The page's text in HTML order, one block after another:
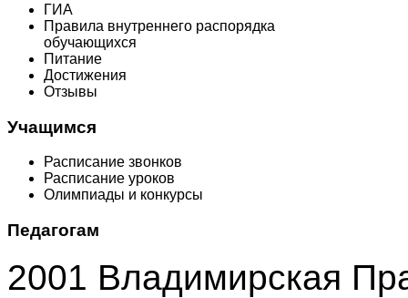
ГИА
Правила внутреннего распорядка
обучающихся
Питание
Достижения
Отзывы
Учащимся
Расписание звонков
Расписание уроков
Олимпиады и конкурсы
Педагогам
2001 Владимирская